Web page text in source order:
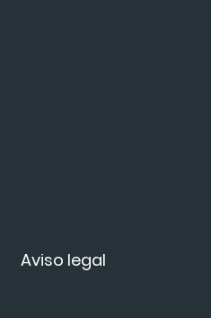
Aviso legal